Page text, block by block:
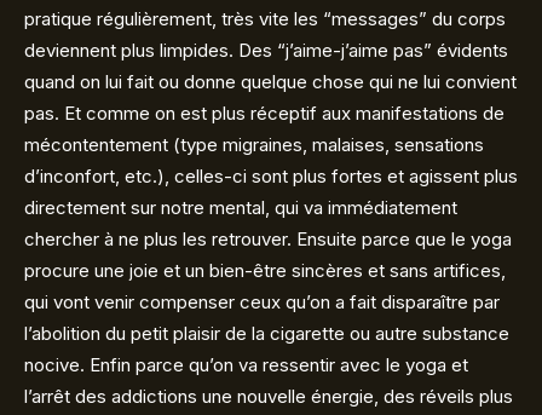
pratique régulièrement, très vite les “messages” du corps
deviennent plus limpides. Des “j’aime-j’aime pas” évidents
quand on lui fait ou donne quelque chose qui ne lui convient
pas. Et comme on est plus réceptif aux manifestations de
mécontentement (type migraines, malaises, sensations
d’inconfort, etc.), celles-ci sont plus fortes et agissent plus
directement sur notre mental, qui va immédiatement
chercher à ne plus les retrouver. Ensuite parce que le yoga
procure une joie et un bien-être sincères et sans artifices,
qui vont venir compenser ceux qu’on a fait disparaître par
l’abolition du petit plaisir de la cigarette ou autre substance
nocive. Enfin parce qu’on va ressentir avec le yoga et
l’arrêt des addictions une nouvelle énergie, des réveils plus